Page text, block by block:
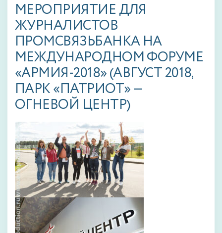
МЕРОПРИЯТИЕ ДЛЯ
ЖУРНАЛИСТОВ
ПРОМСВЯЗЬБАНКА НА
МЕЖДУНАРОДНОМ ФОРУМЕ
«АРМИЯ-2018» (АВГУСТ 2018,
ПАРК «ПАТРИОТ» —
ОГНЕВОЙ ЦЕНТР)